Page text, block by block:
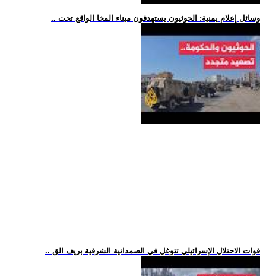
.. وسائل إعلام يمنية: الحوثيون يستهدفون ميناء المخا الواقع تحت
.. قوات الاحتلال الإسرائيلي تتوغل في الصمدانية الشرقية بريف الق